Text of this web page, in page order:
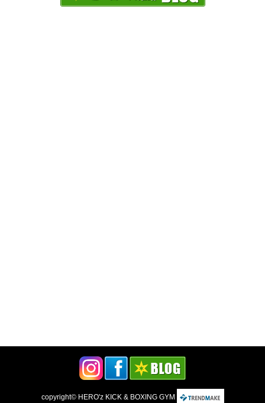
copyright© HERO'z KICK & BOXING GYM